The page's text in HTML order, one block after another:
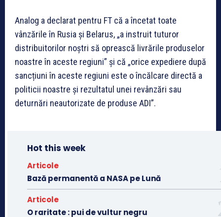
Analog a declarat pentru FT că a încetat toate
vânzările în Rusia și Belarus, „a instruit tuturor
distribuitorilor noștri să oprească livrările produselor
noastre în aceste regiuni” și că „orice expediere după
sancțiuni în aceste regiuni este o încălcare directă a
politicii noastre și rezultatul unei revânzări sau
deturnări neautorizate de produse ADI”.
Hot this week
Articole
Bază permanentă a NASA pe Lună
Articole
O raritate : pui de vultur negru